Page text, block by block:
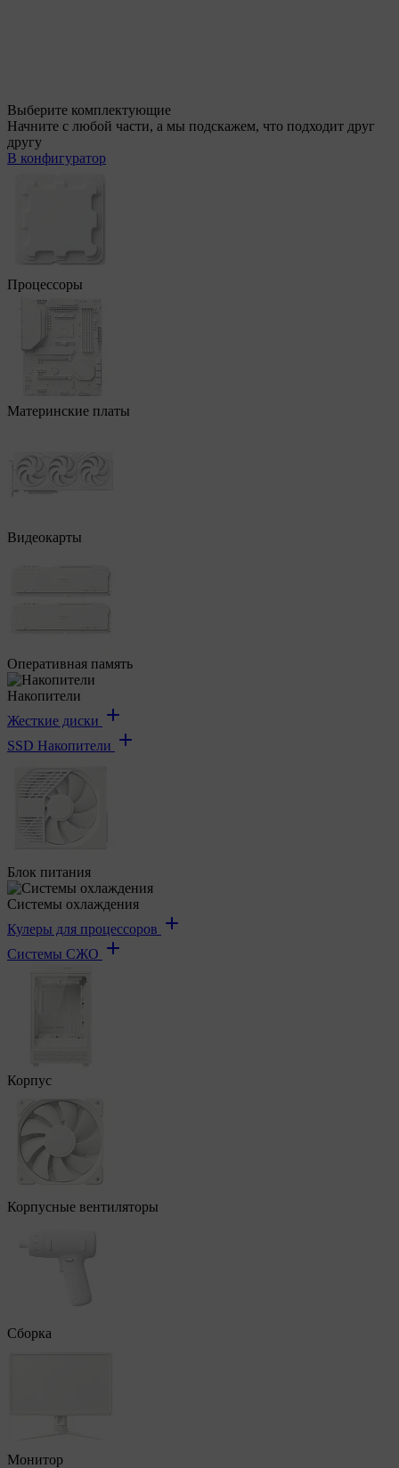
Выберите комплектующие
Начните с любой части, а мы подскажем, что подходит друг
другу
В конфигуратор
Процессоры
Материнские платы
Видеокарты
Оперативная память
Накопители
Жесткие диски
SSD Накопители
Блок питания
Системы охлаждения
Кулеры для процессоров
Системы СЖО
Корпус
Корпусные вентиляторы
Сборка
Монитор